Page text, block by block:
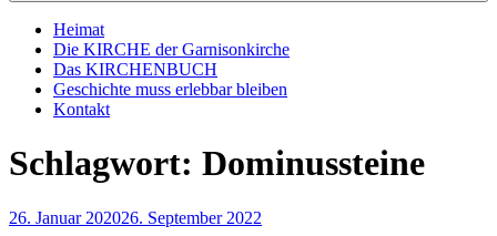
Heimat
Die KIRCHE der Garnisonkirche
Das KIRCHENBUCH
Geschichte muss erlebbar bleiben
Kontakt
Schlagwort: Dominussteine
Veröffentlicht
26. Januar 202026. September 2022